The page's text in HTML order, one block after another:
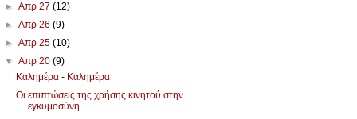
► Απρ 27 (12)
► Απρ 26 (9)
► Απρ 25 (10)
▼ Απρ 20 (9)
Καλημέρα - Καλημέρα
Οι επιπτώσεις της χρήσης κινητού στην
εγκυμοσύνη